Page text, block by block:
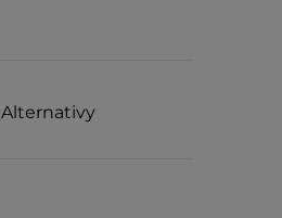
Alternativy